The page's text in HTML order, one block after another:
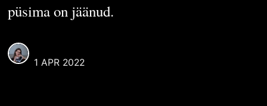
püsima on jäänud.
1 APR 2022